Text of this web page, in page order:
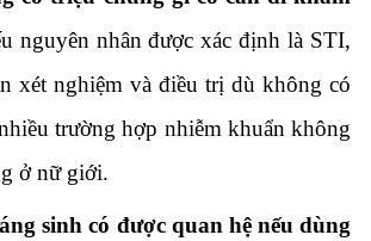
nguyên nhân được xác định là STI,
xét nghiệm và điều trị dù không có
trường hợp nhiễm khuẩn không
ở nữ giới.
sinh có được quan hệ nếu dùng